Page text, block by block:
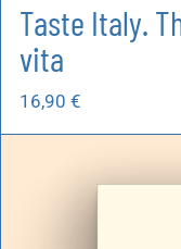
Taste Italy.
vita
16,90 €